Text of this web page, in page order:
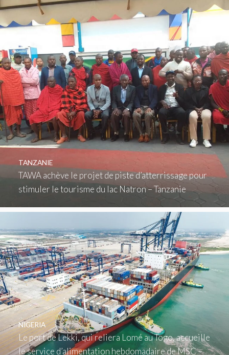
TAWA achève le projet de piste d’atterrissage pour
stimuler le tourisme du lac Natron – Tanzanie
TANZANIE
Le port de Lekki, qui reliera Lomé au Togo, accueille
le service d’alimentation hebdomadaire de MSC –
NIGERIA